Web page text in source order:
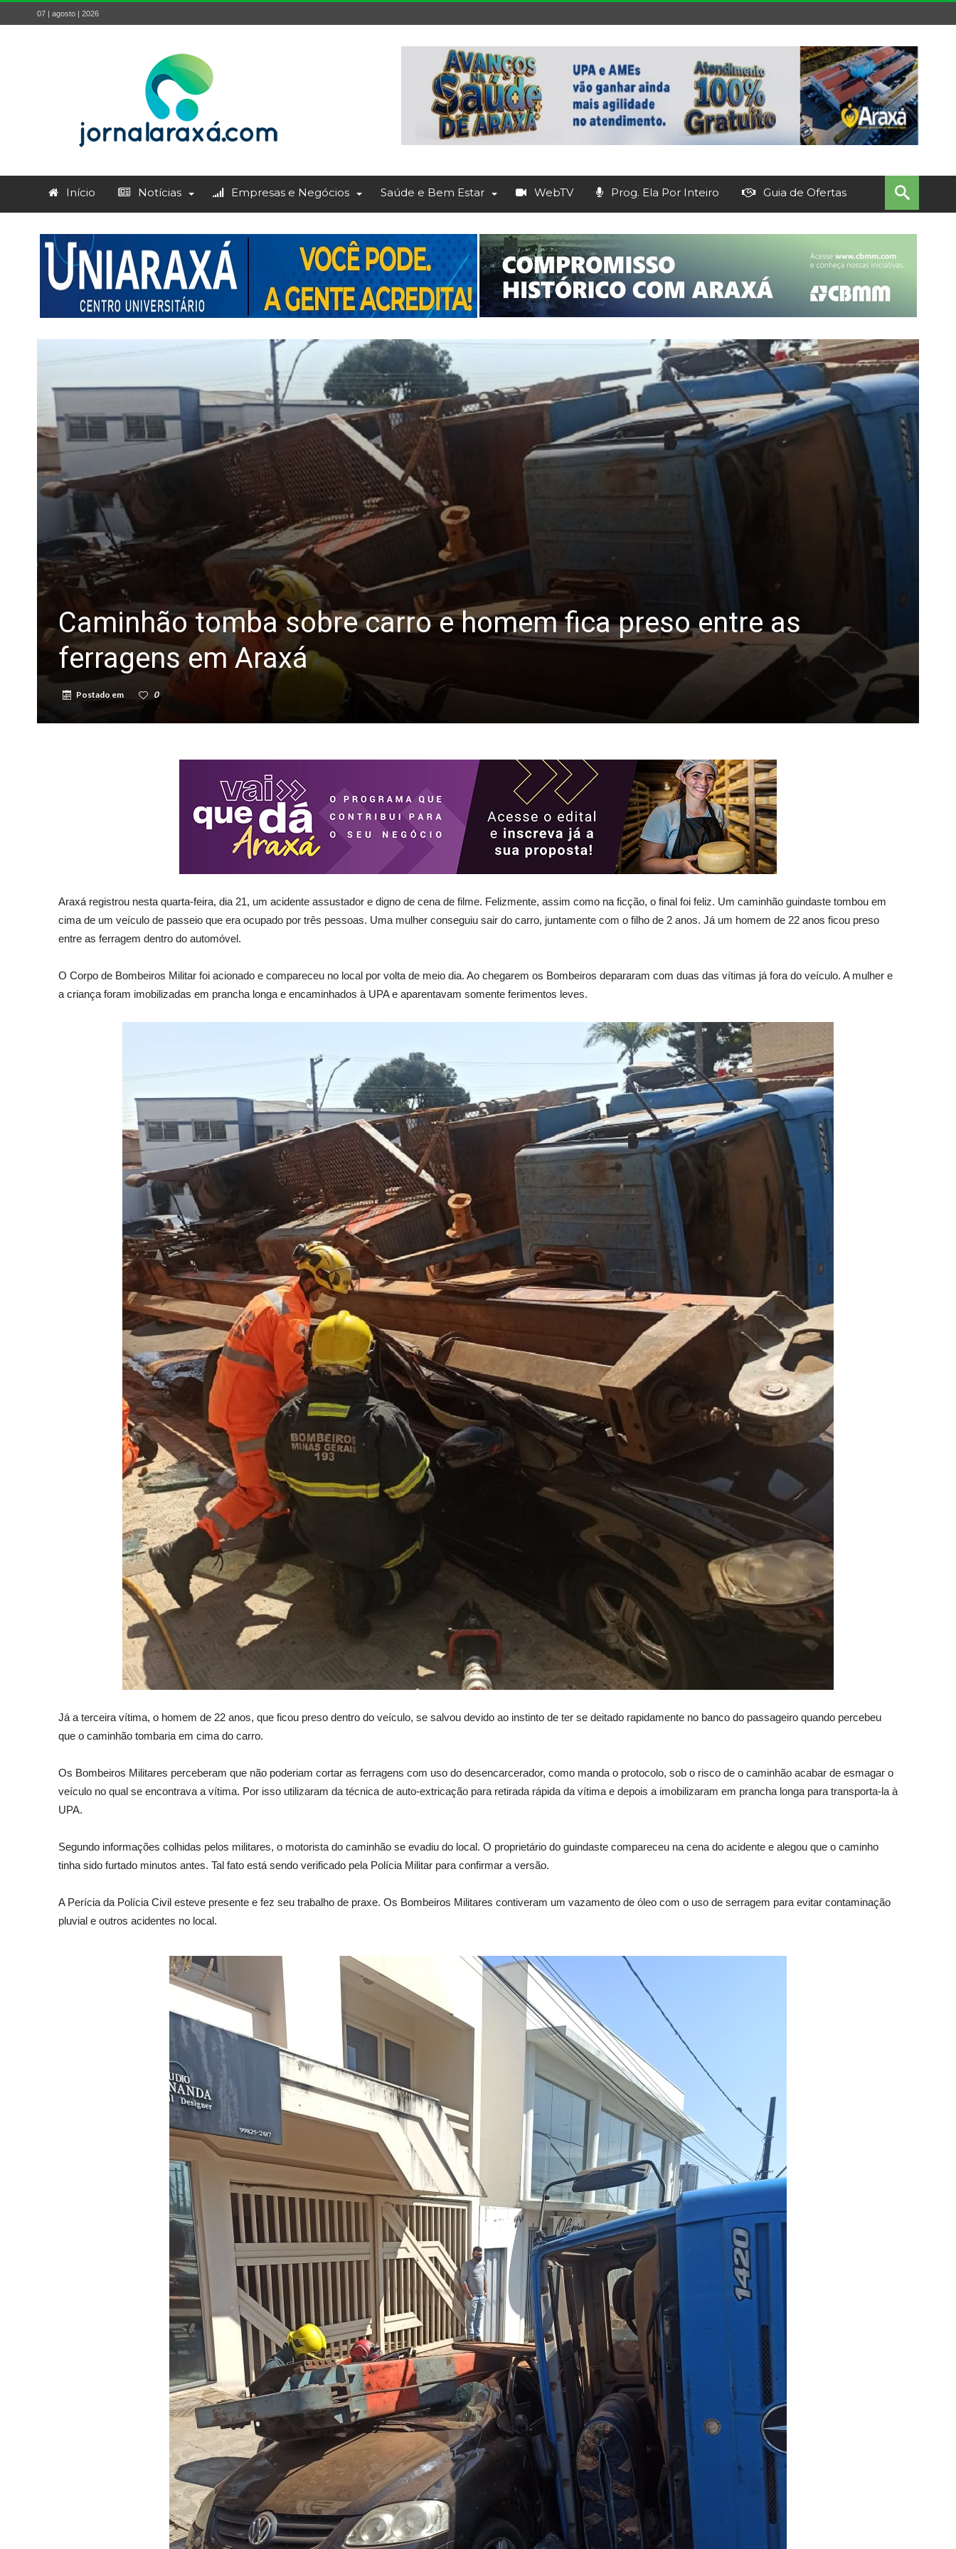
07 | agosto | 2026
Início Notícias Empresas e Negócios Saúde e Bem Estar WebTV Prog. Ela Por Inteiro Guia de Ofertas
Caminhão tomba sobre carro e homem fica preso entre as
ferragens em Araxá
Postado em 0
Araxá registrou nesta quarta-feira, dia 21, um acidente assustador e digno de cena de filme. Felizmente, assim como na ficção, o final foi feliz. Um caminhão guindaste tombou em
cima de um veículo de passeio que era ocupado por três pessoas. Uma mulher conseguiu sair do carro, juntamente com o filho de 2 anos. Já um homem de 22 anos ficou preso
entre as ferragem dentro do automóvel.
O Corpo de Bombeiros Militar foi acionado e compareceu no local por volta de meio dia. Ao chegarem os Bombeiros depararam com duas das vítimas já fora do veículo. A mulher e
a criança foram imobilizadas em prancha longa e encaminhados à UPA e aparentavam somente ferimentos leves.
Já a terceira vítima, o homem de 22 anos, que ficou preso dentro do veículo, se salvou devido ao instinto de ter se deitado rapidamente no banco do passageiro quando percebeu
que o caminhão tombaria em cima do carro.
Os Bombeiros Militares perceberam que não poderiam cortar as ferragens com uso do desencarcerador, como manda o protocolo, sob o risco de o caminhão acabar de esmagar o
veículo no qual se encontrava a vítima. Por isso utilizaram da técnica de auto-extricação para retirada rápida da vítima e depois a imobilizaram em prancha longa para transporta-la à
UPA.
Segundo informações colhidas pelos militares, o motorista do caminhão se evadiu do local. O proprietário do guindaste compareceu na cena do acidente e alegou que o caminho
tinha sido furtado minutos antes. Tal fato está sendo verificado pela Polícia Militar para confirmar a versão.
A Perícia da Polícia Civil esteve presente e fez seu trabalho de praxe. Os Bombeiros Militares contiveram um vazamento de óleo com o uso de serragem para evitar contaminação
pluvial e outros acidentes no local.